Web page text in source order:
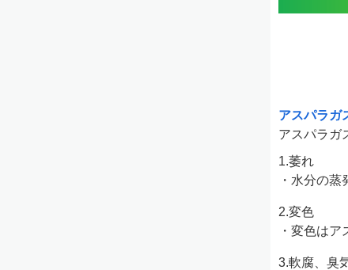
アスパラガ
アスパラガ
1.萎れ
・水分の蒸
2.変色
・変色は
3.軟腐、臭